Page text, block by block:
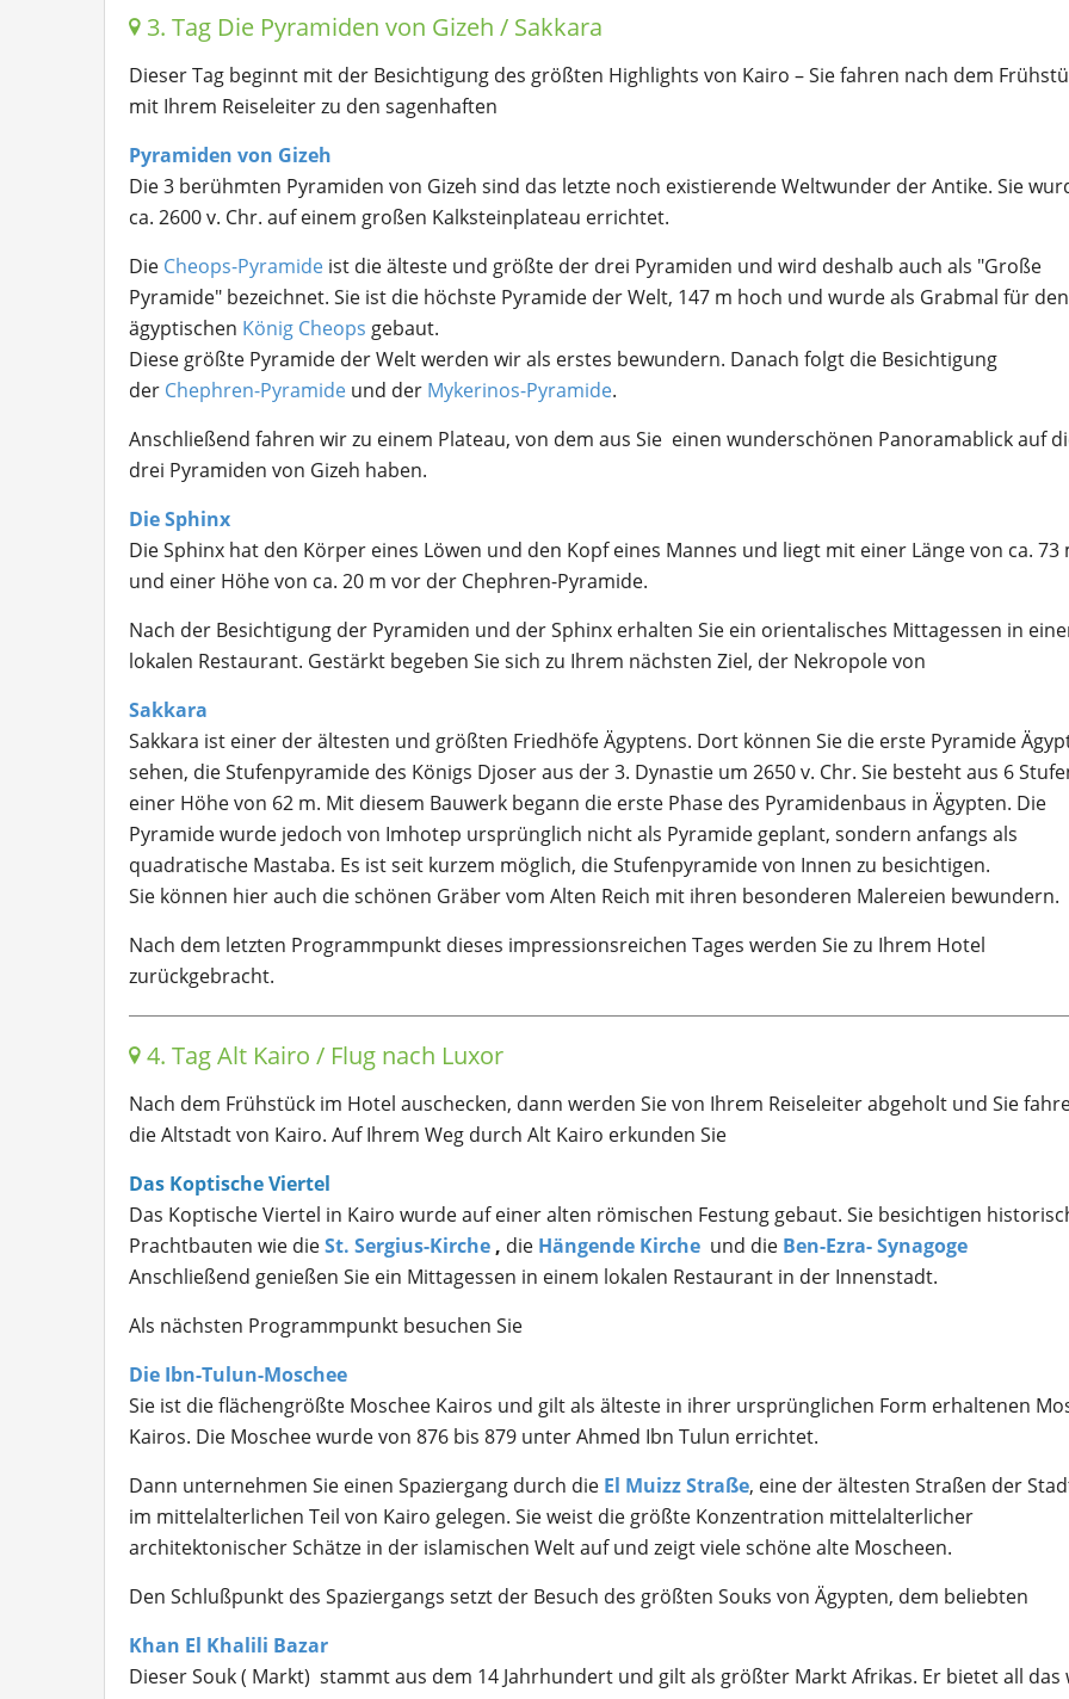
3. Tag Die Pyramiden von Gizeh / Sakkara
Dieser Tag beginnt mit der Besichtigung des größten Highlights von Kairo – Sie fahren nach dem
mit Ihrem Reiseleiter zu den sagenhaften
Pyramiden von Gizeh
Die 3 berühmten Pyramiden von Gizeh sind das letzte noch existierende Weltwunder der Antike. Sie
ca. 2600 v. Chr. auf einem großen Kalksteinplateau errichtet.
Die Cheops-Pyramide ist die älteste und größte der drei Pyramiden und wird deshalb auch als "Große
Pyramide" bezeichnet. Sie ist die höchste Pyramide der Welt, 147 m hoch und wurde als Grabmal für den
ägyptischen König Cheops gebaut.
Diese größte Pyramide der Welt werden wir als erstes bewundern. Danach folgt die Besichtigung
der Chephren-Pyramide und der Mykerinos-Pyramide.
Anschließend fahren wir zu einem Plateau, von dem aus Sie einen wunderschönen Panoramablick auf
drei Pyramiden von Gizeh haben.
Die Sphinx
Die Sphinx hat den Körper eines Löwen und den Kopf eines Mannes und liegt mit einer Länge von ca. 73
und einer Höhe von ca. 20 m vor der Chephren-Pyramide.
Nach der Besichtigung der Pyramiden und der Sphinx erhalten Sie ein orientalisches Mittagessen in
lokalen Restaurant. Gestärkt begeben Sie sich zu Ihrem nächsten Ziel, der Nekropole von
Sakkara
Sakkara ist einer der ältesten und größten Friedhöfe Ägyptens. Dort können Sie die erste Pyramide
sehen, die Stufenpyramide des Königs Djoser aus der 3. Dynastie um 2650 v. Chr. Sie besteht aus 6
einer Höhe von 62 m. Mit diesem Bauwerk begann die erste Phase des Pyramidenbaus in Ägypten. Die
Pyramide wurde jedoch von Imhotep ursprünglich nicht als Pyramide geplant, sondern anfangs als
quadratische Mastaba. Es ist seit kurzem möglich, die Stufenpyramide von Innen zu besichtigen.
Sie können hier auch die schönen Gräber vom Alten Reich mit ihren besonderen Malereien bewundern.
Nach dem letzten Programmpunkt dieses impressionsreichen Tages werden Sie zu Ihrem Hotel
zurückgebracht.
4. Tag Alt Kairo / Flug nach Luxor
Nach dem Frühstück im Hotel auschecken, dann werden Sie von Ihrem Reiseleiter abgeholt und Sie
die Altstadt von Kairo. Auf Ihrem Weg durch Alt Kairo erkunden Sie
Das Koptische Viertel
Das Koptische Viertel in Kairo wurde auf einer alten römischen Festung gebaut. Sie besichtigen
Prachtbauten wie dieSt. Sergius-Kirche , die Hängende Kirche und die Ben-Ezra- Synagoge
Anschließend genießen Sie ein Mittagessen in einem lokalen Restaurant in der Innenstadt.
Als nächsten Programmpunkt besuchen Sie
Die Ibn-Tulun-Moschee
Sie ist die flächengrößte Moschee Kairos und gilt als älteste in ihrer ursprünglichen Form erhaltenen
Kairos. Die Moschee wurde von 876 bis 879 unter Ahmed Ibn Tulun errichtet.
Dann unternehmen Sie einen Spaziergang durch die El Muizz Straße, eine der ältesten Straßen der
im mittelalterlichen Teil von Kairo gelegen. Sie weist die größte Konzentration mittelalterlicher
architektonischer Schätze in der islamischen Welt auf und zeigt viele schöne alte Moscheen.
Den Schlußpunkt des Spaziergangs setzt der Besuch des größten Souks von Ägypten, dem beliebten
Khan El Khalili Bazar
Dieser Souk ( Markt) stammt aus dem 14 Jahrhundert und gilt als größter Markt Afrikas. Er bietet all das